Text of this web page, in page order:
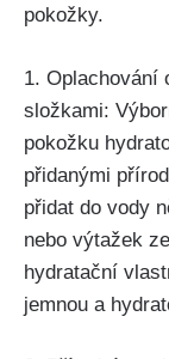
pokožky.
1. Oplachování
složkami:
pokožku
přidanými
přidat do ‍vody
nebo výtažek
hydratační
jemnou a